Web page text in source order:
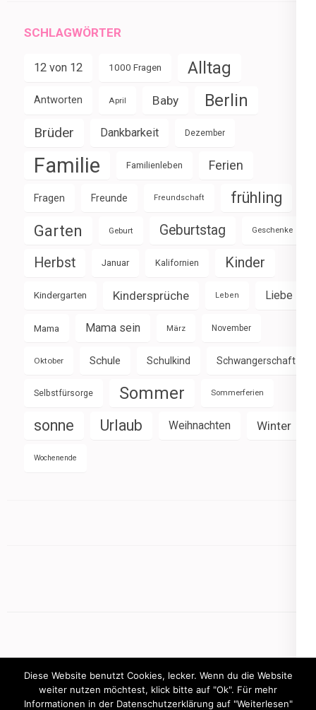
SCHLAGWÖRTER
12 von 12 1000 Fragen Alltag
Antworten April Baby Berlin
Brüder Dankbarkeit Dezember
Familie Familienleben Ferien
Fragen Freunde Freundschaft frühling
Garten Geburt Geburtstag Geschenke
Herbst Januar Kalifornien Kinder
Kindergarten Kindersprüche Leben Liebe
Mama Mama sein März November
Oktober Schule Schulkind Schwangerschaft
Selbstfürsorge Sommer Sommerferien
sonne Urlaub Weihnachten Winter
Wochenende
Diese Website benutzt Cookies, lecker. Wenn du die Website
weiter nutzen möchtest, klick bitte auf "Ok". Für mehr
Informationen in der Datenschutzerklärung auf "Weiterlesen"